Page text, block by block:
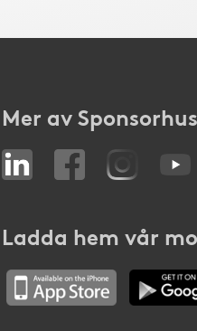
Mer av
Ladda hem vår